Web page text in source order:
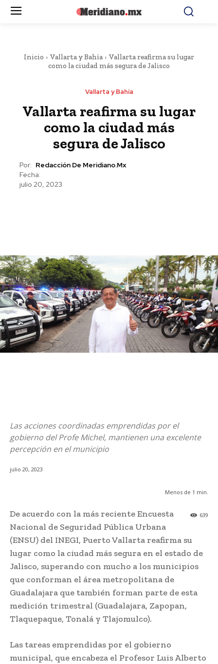
Inicio Vallarta y Bahía
Vallarta reafirma su lugar
como la ciudad más segura de Jalisco
Vallarta y Bahía
Vallarta reafirma su lugar
como la ciudad más
segura de Jalisco
Por: Redacción De Meridiano.mx
Fecha:
julio 20, 2023
Las acciones coordinadas emprendidas por el
gobierno del Profe Michel, mantienen una excelente
percepción en el municipio
julio 20, 2023
Menos de 1 min.
639
De acuerdo con la más reciente Encuesta
Nacional de Seguridad Pública Urbana
(ENSU) del INEGI, Puerto Vallarta reafirma su
lugar como la ciudad más segura en el estado de
Jalisco, superando con mucho a los municipios
que conforman el área metropolitana de
Guadalajara que también forman parte de esta
medición trimestral (Guadalajara, Zapopan,
Tlaquepaque, Tonalá y Tlajomulco).
Las tareas emprendidas por el gobierno
municipal, que encabeza el Profesor Luis Alberto